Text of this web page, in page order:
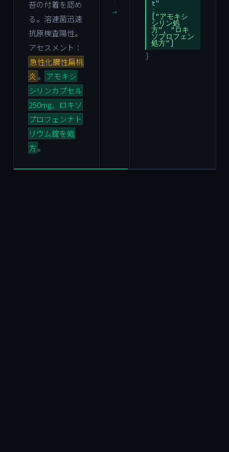
苔の付着を認め
る。溶連菌迅速
抗原検査陽性。
アセスメント：
急性化膿性扁桃
炎。
アモキシ
シリンカプセル
250mg、ロキソ
プロフェンナト
リウム錠を処
方。
→
t"
:
["アモキシ
シリン処
方", "ロキ
ソプロフェン
処方"]
}